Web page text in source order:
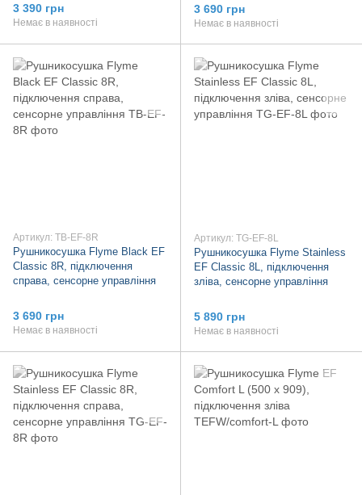
3 390 грн
Немає в наявності
3 690 грн
Немає в наявності
Артикул: TB-EF-8R
Рушникосушка Flyme Black EF
Classic 8R, підключення
справа, сенсорне управління
3 690 грн
Немає в наявності
Артикул: TG-EF-8L
Рушникосушка Flyme Stainless
EF Classic 8L, підключення
зліва, сенсорне управління
5 890 грн
Немає в наявності